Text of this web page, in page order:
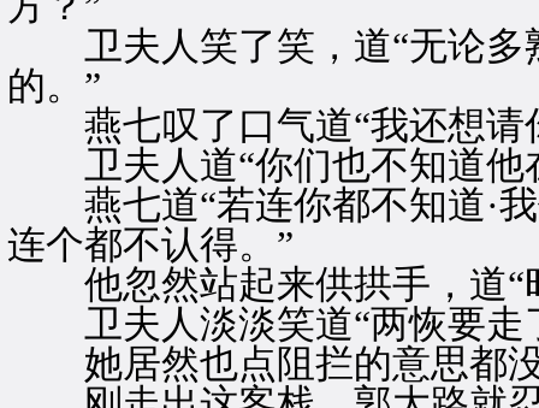
卫夫人笑了笑，道“无论多
的。”
燕七叹了口气道“我还想请
卫夫人道“你们也不知道他
燕七道“若连你都不知道·我
连个都不认得。”
他忽然站起来供拱手，道“
卫夫人淡淡笑道“两恢要走
她居然也点阻拦的意思都没